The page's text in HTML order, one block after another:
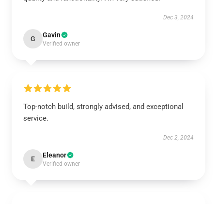
Dec 3, 2024
G Gavin
Verified owner
Top-notch build, strongly advised, and exceptional
service.
Dec 2, 2024
E Eleanor
Verified owner